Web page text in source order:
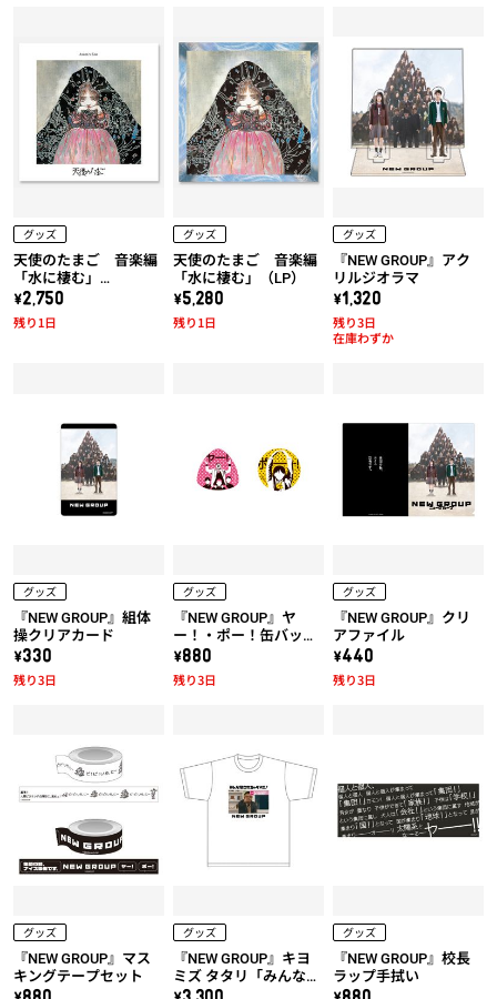
グッズ
天使のたまご 音楽編
「水に棲む」
（UHQCD）
\2,750
残り1日
グッズ
天使のたまご 音楽編
「水に棲む」（LP）
\5,280
残り1日
グッズ
『NEW GROUP』アク
リルジオラマ
\1,320
在庫わずか
残り3日
グッズ
『NEW GROUP』組体
操クリアカード
\330
残り3日
グッズ
『NEW GROUP』ヤ
ー！・ポー！缶バッジ
セット
\880
残り3日
グッズ
『NEW GROUP』クリ
アファイル
\440
残り3日
グッズ
『NEW GROUP』マス
キングテープセット
グッズ
『NEW GROUP』キヨ
ミズ タタリ「みんな騙
されちゃダメだ！」T
グッズ
『NEW GROUP』校長
ラップ手拭い